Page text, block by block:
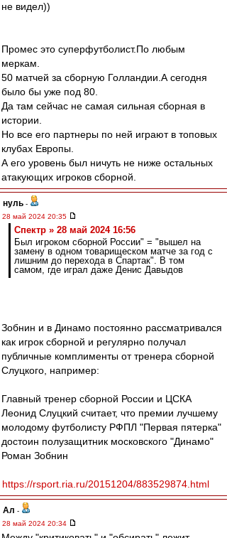
не видел))
Промес это суперфутболист.По любым
меркам.
50 матчей за сборную Голландии.А сегодня
было бы уже под 80.
Да там сейчас не самая сильная сборная в
истории.
Но все его партнеры по ней играют в топовых
клубах Европы.
А его уровень был ничуть не ниже остальных
атакующих игроков сборной.
нуль -
28 май 2024 20:35
Спектр » 28 май 2024 16:56
Был игроком сборной России" = "вышел на
замену в одном товарищеском матче за год с
лишним до перехода в Спартак". В том
самом, где играл даже Денис Давыдов
Зобнин и в Динамо постоянно рассматривался
как игрок сборной и регулярно получал
публичные комплименты от тренера сборной
Слуцкого, например:
Главный тренер сборной России и ЦСКА
Леонид Слуцкий считает, что премии лучшему
молодому футболисту РФПЛ "Первая пятерка"
достоин полузащитник московского "Динамо"
Роман Зобнин
https://rsport.ria.ru/20151204/883529874.html
Ал -
28 май 2024 20:34